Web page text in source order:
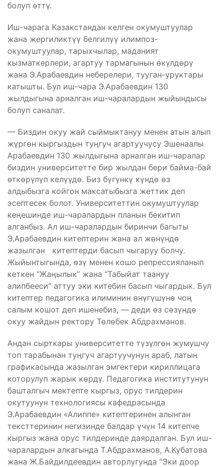
болуп өттү.
Иш-чарага Казакстандан келген окумуштуулар
жана жергиликтүү белгилүү илимпоз-
окумуштуулар, тарыхчылар, маданият
кызматкерлери, агартуу тармагынын өкүлдөрү
жана Э.Арабаевдин неберелери, тууган-уруктары
катышты. Бул иш-чара Э.Арабаевдин 130
жылдыгына арналган иш-чаралардын жыйындысы
болуп саналат.
— Биздин окуу жай сыймыктануу менен атын алып
жүргөн кыргыздын туӊгуч агартуучусу Эшенаалы
Арабаевдин 130 жылдыгына арналган иш-чаралар
биздин университетте бир жылдан бери байма-бай
өткөрүлүп келүүдө. Биз бүгүнкү күндө өз
алдыбызга койгон максатыбызга жеттик деп
эсептесек болот. Университеттин окумуштуулар
кеӊешинде иш-чаралардын планын бекитип
алганбыз. Ал иш-чаралардын биринчи багыты
Э.Арабаевдин китептерин жана ал жөнүндө
жазылган китептерди басып чыгаруу болчу.
Жыйынтыгында, өзү менен кошо репрессияланып
кеткен “Жаӊылык” жана “Табыйат таануу
алипбееси” аттуу эки китебин басып чыгардык. Бул
китептер педагогика илиминин өнүгүшүнө чоӊ
салым кошот деп ишенебиз, — деди өз сөзүндө
окуу жайдын ректору Төлөбек Абдрахманов.
Андан сырткары университетте түзүлгөн жумушчу
топ тарабынан туӊгуч агартуучунун араб, латын
графикасында жазылган эмгектери кириллицага
которулуп жарык көрдү. Педагогика институтунун
башталгыч мектепте кыргыз, орус тилдерин
окутуунун технологиясы кафедрасында
Э.Арабаевдин «Алиппе» китептеринен алынган
тексттеринин негизинде балдар үчүн 14 китепче
кыргыз жана орус тилдеринде даярдалган. Бул иш-
чаралардын алкагында Т.Абдрахманов, А.Кубатова
жана Ж.Байдилдеевдин авторлугунда “Эки доор